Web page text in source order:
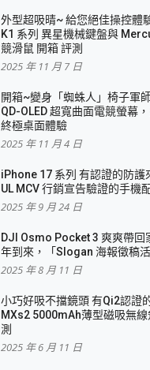
外型超吸晴~ 給您絕佳操控體
K1 系列 異星機械鍵盤與
競滑鼠 開箱 評測
2025 年 11 月 7 日
開箱~變身「蜘蛛人」椅子軍
QD-OLED 超寬曲面電競螢幕
終極桌面體驗
2025 年 11 月 4 日
iPhone 17 系列 有認證的防護
UL MCV 行銷宣告驗證的手機
2025 年 9 月 24 日
DJI Osmo Pocket 3 爽爽帶回
年到來，「Slogan 海報徵稿
2025 年 8 月 11 日
小巧好吸不擋鏡頭 有Qi2認證
MXs2 5000mAh薄型磁吸無
測
2025 年 6 月 11 日